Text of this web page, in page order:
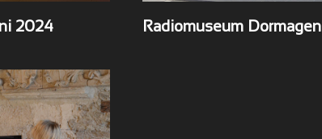
2024 Radiomuseum Dormagen